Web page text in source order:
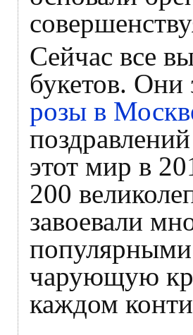
Сейчас все
букетов. Они
розы в
этот мир в
200
завоевали
чарующую
каждом